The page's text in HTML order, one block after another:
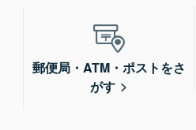
郵便局・ATM・ポストをさ
がす